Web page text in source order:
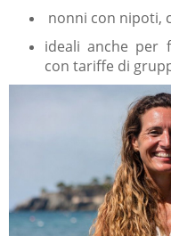
nonni con nipoti,
ideali anche per
con tariffe di